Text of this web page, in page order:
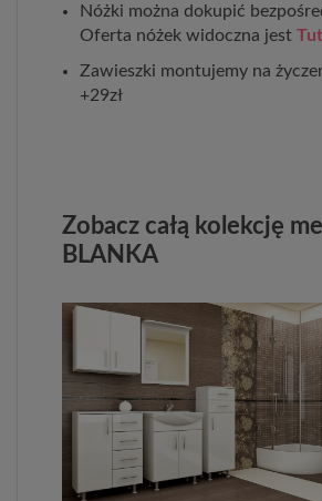
Nóżki można dokupić
Oferta nóżek widoczna jest
Zawieszki montujemy na
+29zł
Zobacz całą kolekcję
BLANKA